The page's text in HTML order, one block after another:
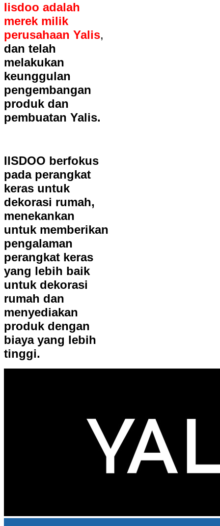
Iisdoo adalah
merek milik
perusahaan Yalis,
dan telah
melakukan
keunggulan
pengembangan
produk dan
pembuatan Yalis.
IISDOO berfokus
pada perangkat
keras untuk
dekorasi rumah,
menekankan
untuk memberikan
pengalaman
perangkat keras
yang lebih baik
untuk dekorasi
rumah dan
menyediakan
produk dengan
biaya yang lebih
tinggi.